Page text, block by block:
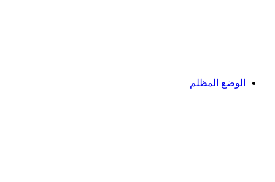
الوضع المظلم